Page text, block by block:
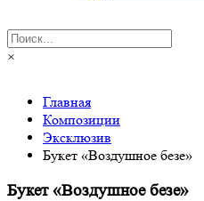
×
Главная
Композиции
Эксклюзив
Букет «Воздушное безе»
Букет «Воздушное безе»